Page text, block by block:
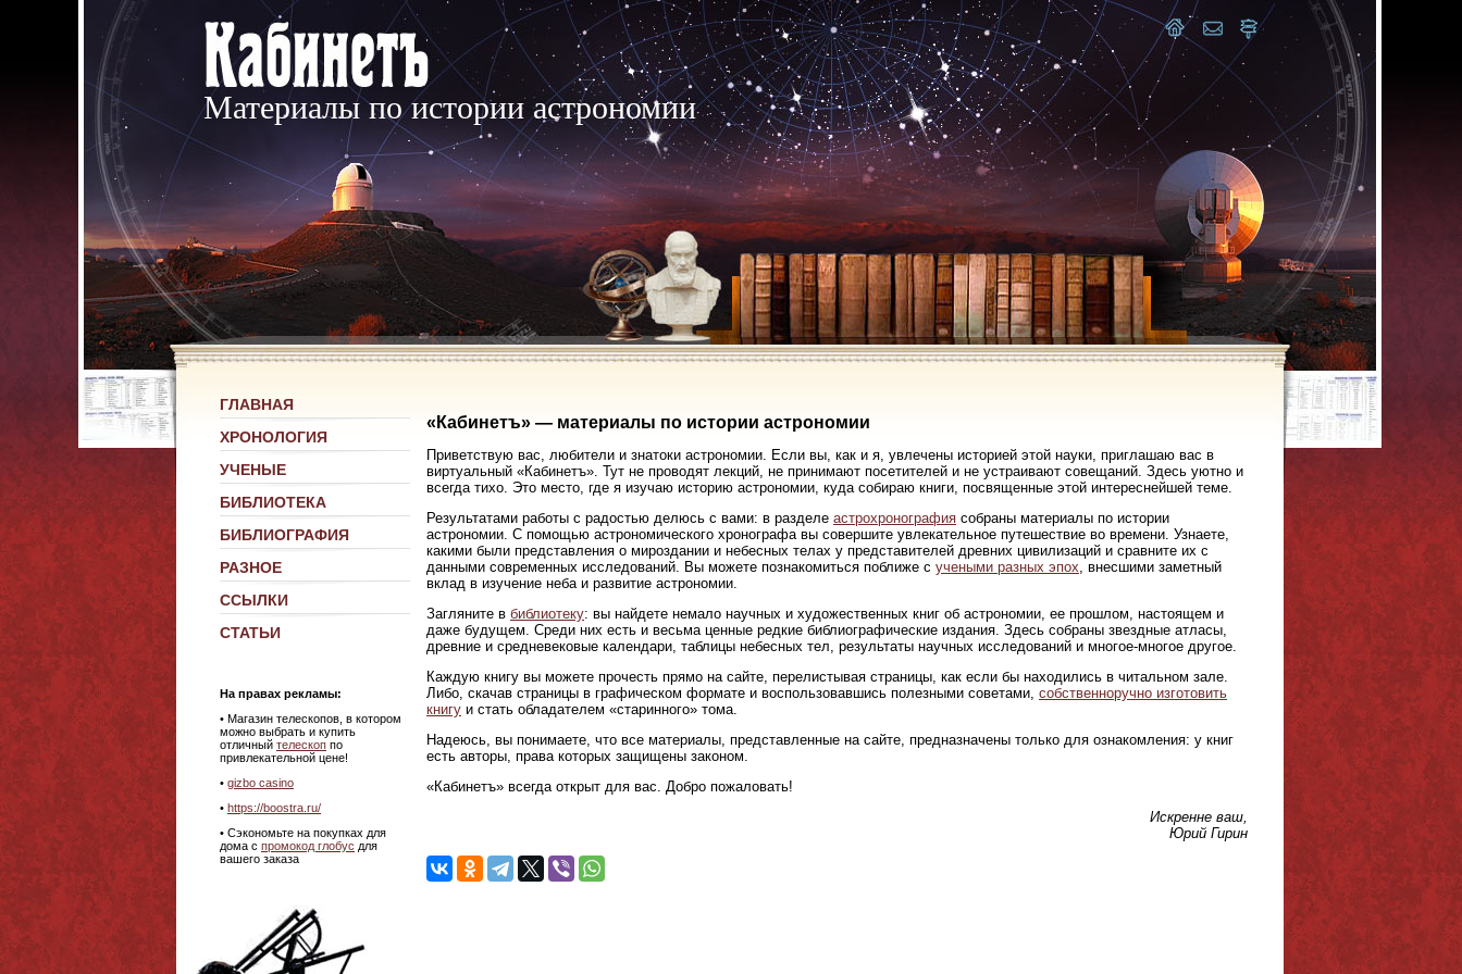
Материалы по истории астрономии
ГЛАВНАЯ
ХРОНОЛОГИЯ
УЧЕНЫЕ
БИБЛИОТЕКА
БИБЛИОГРАФИЯ
РАЗНОЕ
ССЫЛКИ
СТАТЬИ
На правах рекламы:
• Магазин телескопов, в котором
можно выбрать и купить
отличный телескоп по
привлекательной цене!
• gizbo casino
• https://boostra.ru/
• Сэкономьте на покупках для
дома с промокод глобус для
вашего заказа
«Кабинетъ» — материалы по истории астрономии
Приветствую вас, любители и знатоки астрономии. Если вы, как и я, увлечены историей этой науки, приглашаю вас в
виртуальный «Кабинетъ». Тут не проводят лекций, не принимают посетителей и не устраивают совещаний. Здесь уютно и
всегда тихо. Это место, где я изучаю историю астрономии, куда собираю книги, посвященные этой интереснейшей теме.
Результатами работы с радостью делюсь с вами: в разделе астрохронография собраны материалы по истории
астрономии. С помощью астрономического хронографа вы совершите увлекательное путешествие во времени. Узнаете,
какими были представления о мироздании и небесных телах у представителей древних цивилизаций и сравните их с
данными современных исследований. Вы можете познакомиться поближе с учеными разных эпох , внесшими заметный
вклад в изучение неба и развитие астрономии.
Загляните в библиотеку: вы найдете немало научных и художественных книг об астрономии, ее прошлом, настоящем и
даже будущем. Среди них есть и весьма ценные редкие библиографические издания. Здесь собраны звездные атласы,
древние и средневековые календари, таблицы небесных тел, результаты научных исследований и многое-многое другое.
Каждую книгу вы можете прочесть прямо на сайте, перелистывая страницы, как если бы находились в читальном зале.
Либо, скачав страницы в графическом формате и воспользовавшись полезными советами, собственноручно изготовить
книгу и стать обладателем «старинного» тома.
Надеюсь, вы понимаете, что все материалы, представленные на сайте, предназначены только для ознакомления: у книг
есть авторы, права которых защищены законом.
«Кабинетъ» всегда открыт для вас. Добро пожаловать!
Искренне ваш,
Юрий Гирин